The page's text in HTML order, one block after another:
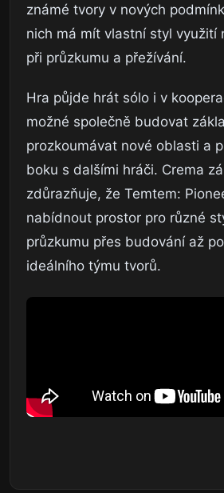
známé tvory v nových
nich má mít vlastní styl využití
při průzkumu a přežívání.
Hra půjde hrát sólo i v
možné společně budovat
prozkoumávat nové oblasti a
boku s dalšími hráči. Crema
zdůrazňuje, že Temtem:
nabídnout prostor pro různé
průzkumu přes budování až
ideálního týmu tvorů.